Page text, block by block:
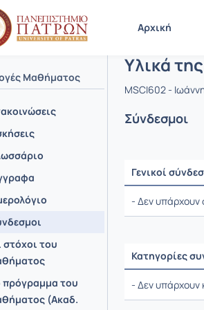
Αρχική
Μαθήματος
στόχοι του
πρόγραμμα του
(Ακαδ.
Αρχική Σελίδα
Μάθημα :
Κωδικός :
Υλικά
MSCI602 -
Σύνδεσμοι
Γενικοί
Ρυθμίσεις
- Δεν υπάρχουν
Κατηγορίες
Ρυθμίσεις
- Δεν υπάρχουν